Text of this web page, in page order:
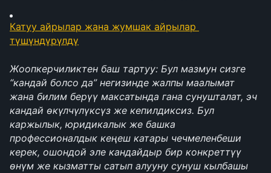
Катуу айрылар жана жумшак айрылар
түшүндүрүлдү
Жоопкерчиликтен баш тартуу: Бул мазмун сизге
“кандай болсо да” негизинде жалпы маалымат
жана билим берүү максатында гана сунушталат, эч
кандай өкүлчүлүксүз же кепилдиксиз. Бул
каржылык, юридикалык же башка
профессионалдык кеңеш катары чечмеленбеши
керек, ошондой эле кандайдыр бир конкреттүү
өнүм же кызматты сатып алууну сунуш кылбашы